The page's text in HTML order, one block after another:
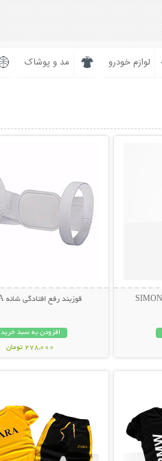
لوازم خودرو مد و پوشاک
قوزبند رفع افتادگی شانه HANA
افزودن به سبد خرید
278,000 تومان